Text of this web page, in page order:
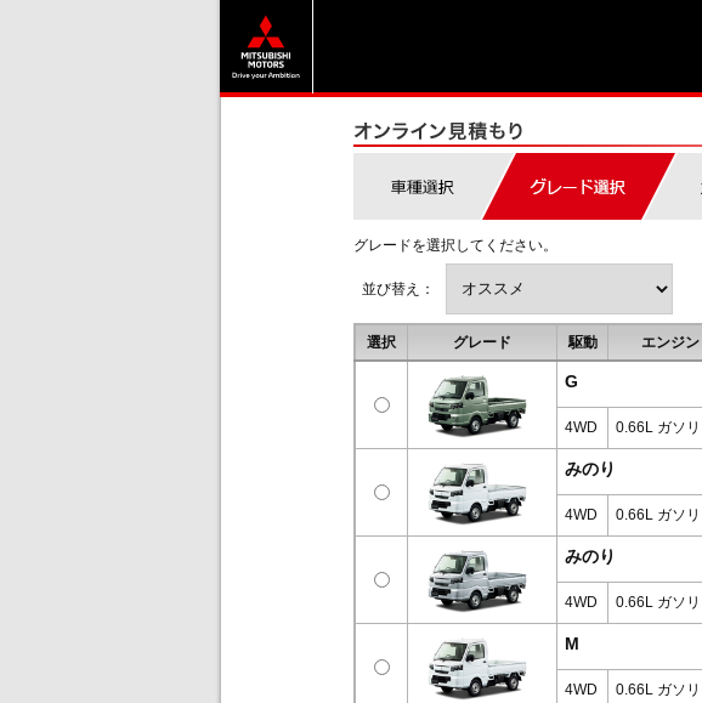
グレードを選択してください。
並び替え：
選択 グレード 駆動 エンジン
G
4WD 0.66L ガソ
みのり
4WD 0.66L ガソ
みのり
4WD 0.66L ガソ
M
4WD 0.66L ガソ